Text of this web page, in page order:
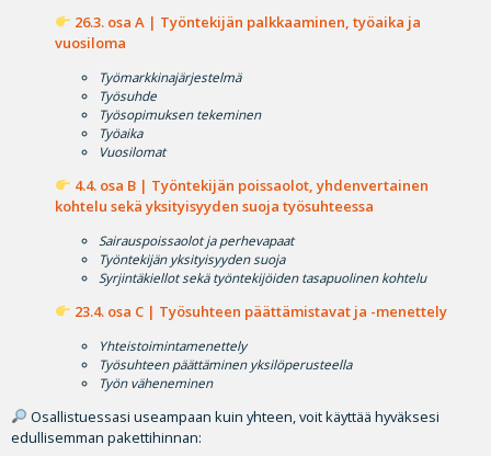
26.3. osa A | Työntekijän palkkaaminen, työaika ja
vuosiloma
Työmarkkinajärjestelmä
Työsuhde
Työsopimuksen tekeminen
Työaika
Vuosilomat
4.4. osa B | Työntekijän poissaolot, yhdenvertainen
kohtelu sekä yksityisyyden suoja työsuhteessa
Sairauspoissaolot ja perhevapaat
Työntekijän yksityisyyden suoja
Syrjintäkiellot sekä työntekijöiden tasapuolinen kohtelu
23.4. osa C | Työsuhteen päättämistavat ja -menettely
Yhteistoimintamenettely
Työsuhteen päättäminen yksilöperusteella
Työn väheneminen
Osallistuessasi useampaan kuin yhteen, voit käyttää hyväksesi
edullisemman pakettihinnan: